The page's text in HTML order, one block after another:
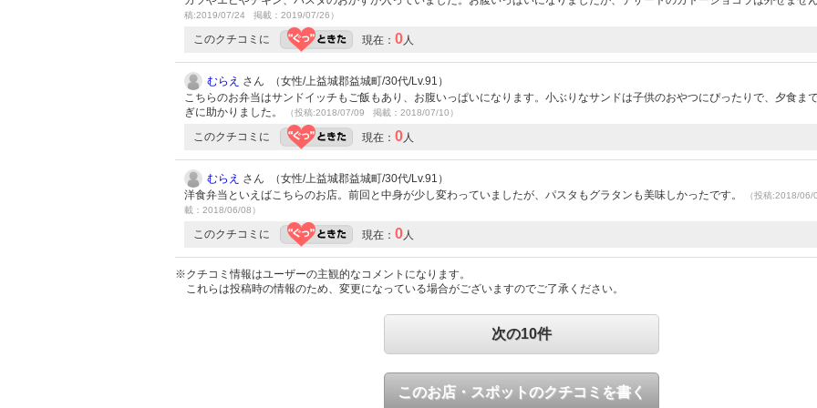
稿:2019/07/24 掲載：2019/07/26）
このクチコミに 現在： 0人
むらえ さん （女性/上益城郡益城町/30代/Lv.91）
こちらのお弁当はサンドイッチもご飯もあり、お腹いっぱいになります。小ぶりなサンドは子供のおやつにぴったりで、夕食ま
ぎに助かりました。
（投稿:2018/07/09 掲載：2018/07/10）
このクチコミに 現在： 0人
むらえ さん （女性/上益城郡益城町/30代/Lv.91）
洋食弁当といえばこちらのお店。前回と中身が少し変わっていましたが、パスタもグラタンも美味しかったです。
（投稿:2018/
載：2018/06/08）
このクチコミに 現在： 0人
※クチコミ情報はユーザーの主観的なコメントになります。
これらは投稿時の情報のため、変更になっている場合がございますのでご了承ください。
次の10件
このお店・スポットのクチコミを書く